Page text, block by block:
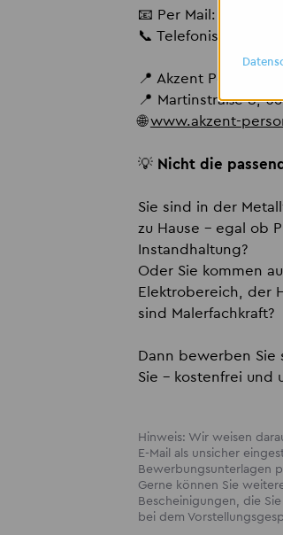
📧 Per Mail:
📞 Telefonisch: 0345
📍 Akzent
📍 Martinstraße 8,
🌐www.akzent-
💡 Nicht die
Sie sind in der
zu Hause – egal ob
Instandhaltung?
Oder Sie kommen
Elektrobereich, der
sind Malerfachkraft?
Dann bewerben Sie
Sie – kostenfrei und
Hinweis: Wir weisen
E-Mail als unsicher
Bewerbungsunterlagen
Gerne können Sie
Bescheinigungen, die
bei dem